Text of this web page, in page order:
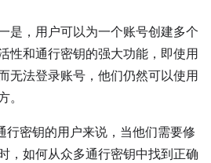
是，用户可以为一个账号创建多个
性和通行密钥的强大功能，即使用
无法登录账号，他们仍然可以使用
。
行密钥的用户来说，当他们需要修
，如何从众多通行密钥中找到正确